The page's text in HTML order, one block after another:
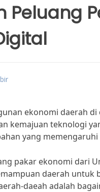
Peluang
ekonomi daerah
kemajuan teknologi
yang
pakar ekonomi dari
daerah untuk
daeah adalah